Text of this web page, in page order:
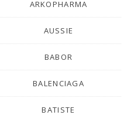
ARKOPHARMA
AUSSIE
BABOR
BALENCIAGA
BATISTE